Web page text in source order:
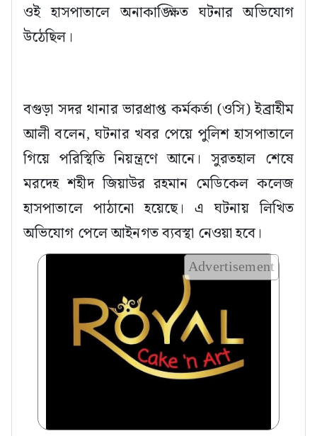
ওই হাসপাতালে অনাকাঙ্ক্ষিত ঘটনার অভিযোগ
উঠেছিল।
বগুড়া সদর থানার ভারপ্রাপ্ত কর্মকর্তা (ওসি) ইব্রাহীম
আলী বলেন, ঘটনার খবর পেয়ে পুলিশ হাসপাতালে
গিয়ে পরিস্থিতি নিয়ন্ত্রণে আনে। সুরতহাল শেষে
মরদেহ শহীদ জিয়াউর রহমান মেডিকেল কলেজ
হাসপাতালে পাঠানো হয়েছে। এ ঘটনায় লিখিত
অভিযোগ পেলে আইনগত ব্যবস্থা নেওয়া হবে।
Advertisement